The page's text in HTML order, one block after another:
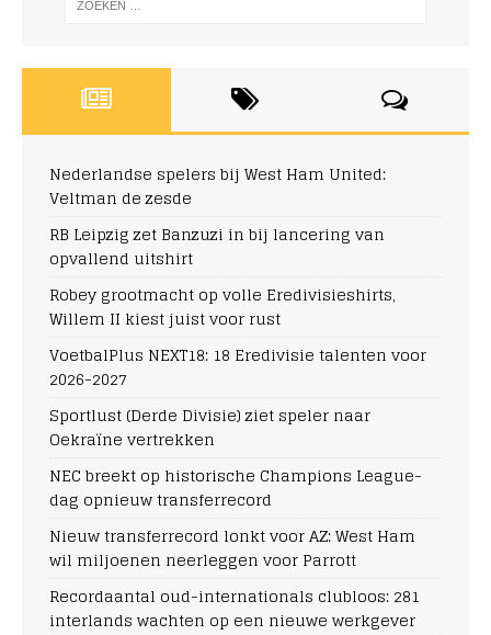
Nederlandse spelers bij West Ham United:
Veltman de zesde
RB Leipzig zet Banzuzi in bij lancering van
opvallend uitshirt
Robey grootmacht op volle Eredivisieshirts,
Willem II kiest juist voor rust
VoetbalPlus NEXT18: 18 Eredivisie talenten voor
2026-2027
Sportlust (Derde Divisie) ziet speler naar
Oekraïne vertrekken
NEC breekt op historische Champions League-
dag opnieuw transferrecord
Nieuw transferrecord lonkt voor AZ: West Ham
wil miljoenen neerleggen voor Parrott
Recordaantal oud-internationals clubloos: 281
interlands wachten op een nieuwe werkgever